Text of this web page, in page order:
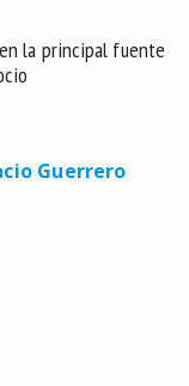
la principal fuente
Guerrero